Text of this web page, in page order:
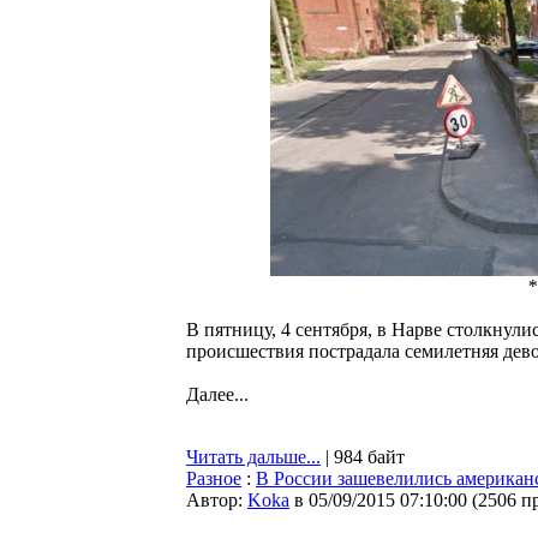
В пятницу, 4 сентября, в Нарве
происшествия пострадала семилетняя
Далее...
Читать дальше... | 984 байт
Разное : В России зашевелились
Автор: Koka в 05/09/2015 07:10:00 (2506